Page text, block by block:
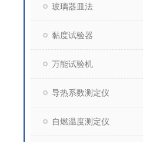
玻璃器皿法
黏度试验器
万能试验机
导热系数测定仪
自燃温度测定仪